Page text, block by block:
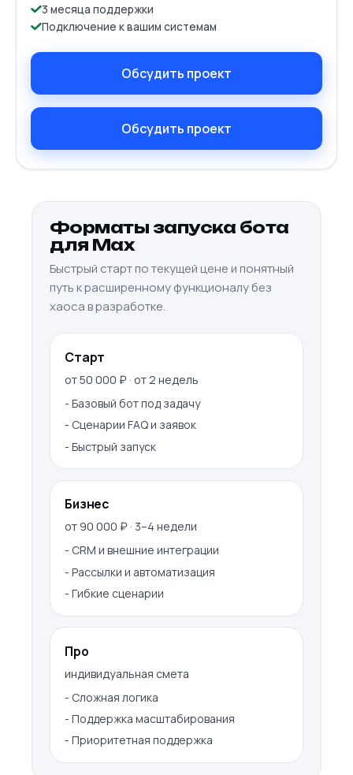
3 месяца поддержки
Подключение к вашим системам
Обсудить проект
Обсудить проект
Форматы запуска бота
для Max
Быстрый старт по текущей цене и понятный
путь к расширенному функционалу без
хаоса в разработке.
Старт
от 50 000 ₽ · от 2 недель
- Базовый бот под задачу
- Сценарии FAQ и заявок
- Быстрый запуск
Бизнес
от 90 000 ₽ · 3–4 недели
- CRM и внешние интеграции
- Рассылки и автоматизация
- Гибкие сценарии
Про
индивидуальная смета
- Сложная логика
- Поддержка масштабирования
- Приоритетная поддержка